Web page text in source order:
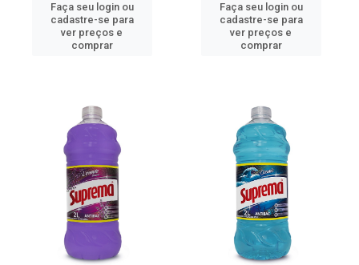
Faça seu login ou
cadastre-se para
ver preços e
comprar
Faça seu login ou
cadastre-se para
ver preços e
comprar